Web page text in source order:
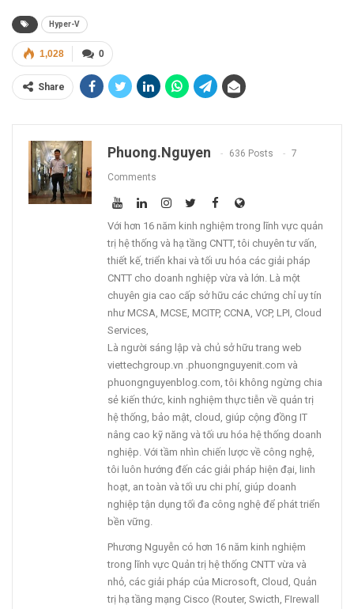
Hyper-V
0
1,028
Share
Phuong.nguyen 636 Posts 7
Comments
Với hơn 16 năm kinh nghiệm trong lĩnh vực quản
trị hệ thống và hạ tầng CNTT, tôi chuyên tư vấn,
thiết kế, triển khai và tối ưu hóa các giải pháp
CNTT cho doanh nghiệp vừa và lớn. Là một
chuyên gia cao cấp sở hữu các chứng chỉ uy tín
như MCSA, MCSE, MCITP, CCNA, VCP, LPI, Cloud
Services,
Là người sáng lập và chủ sở hữu trang web
viettechgroup.vn .phuongnguyenit.com và
phuongnguyenblog.com, tôi không ngừng chia
sẻ kiến thức, kinh nghiệm thực tiễn về quản trị
hệ thống, bảo mật, cloud, giúp cộng đồng IT
nâng cao kỹ năng và tối ưu hóa hệ thống doanh
nghiệp. Với tầm nhìn chiến lược về công nghệ,
tôi luôn hướng đến các giải pháp hiện đại, linh
hoạt, an toàn và tối ưu chi phí, giúp doanh
nghiệp tận dụng tối đa công nghệ để phát triển
bền vững.
Phương Nguyễn có hơn 16 năm kinh nghiệm
trong lĩnh vực Quản trị hệ thống CNTT vừa và
nhỏ, các giải pháp của Microsoft, Cloud, Quản
trị hạ tầng mạng Cisco (Router, Swicth, FIrewall